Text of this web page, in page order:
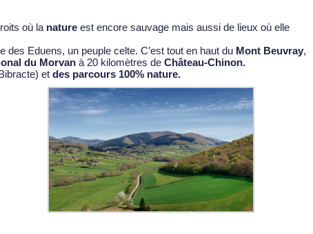
où la nature est encore sauvage mais aussi de lieux où elle
Eduens, un peuple celte. C’est tout en haut du Mont Beuvray,
du Morvan à 20 kilomètres de Château-Chinon.
et des parcours 100% nature.